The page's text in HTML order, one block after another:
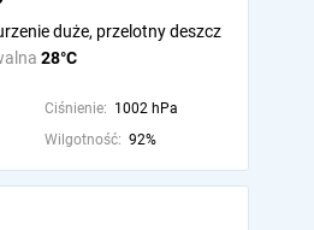
28°C
duże, przelotny deszcz
Ciśnienie: 1002 hPa
Wilgotność: 92%